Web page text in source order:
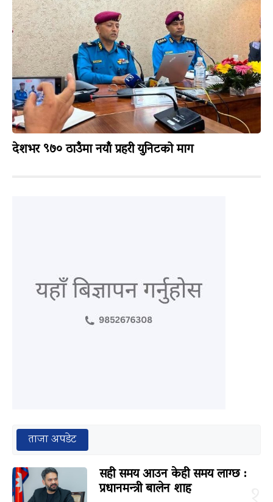
देशभर ९७० ठाउँमा नयाँ प्रहरी युनिटको माग
ताजा अपडेट
सही समय आउन केही समय लाग्छ :
प्रधानमन्त्री बालेन शाह